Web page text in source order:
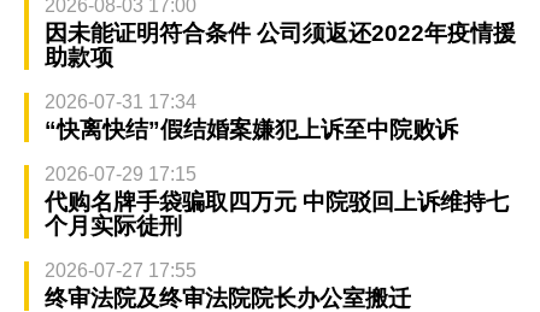
2026-08-03 17:00
因未能证明符合条件 公司须返还2022年疫情援
助款项
2026-07-31 17:34
“快离快结”假结婚案嫌犯上诉至中院败诉
2026-07-29 17:15
代购名牌手袋骗取四万元 中院驳回上诉维持七
个月实际徒刑
2026-07-27 17:55
终审法院及终审法院院长办公室搬迁